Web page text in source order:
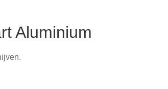
Aluminium